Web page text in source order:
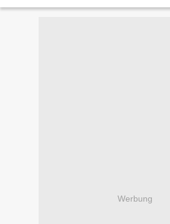
Werbung